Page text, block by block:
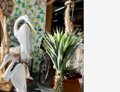
CONTACTO
2025_REBAJAS